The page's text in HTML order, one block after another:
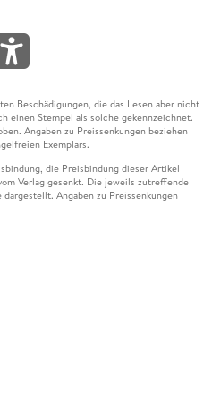
Beschädigungen, die das Lesen aber nicht
einen Stempel als solche gekennzeichnet.
Angaben zu Preissenkungen beziehen
Exemplars.
die Preisbindung dieser Artikel
Verlag gesenkt. Die jeweils zutreffende
Angaben zu Preissenkungen